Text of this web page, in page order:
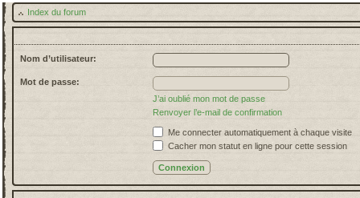
Index du forum
Nom d’utilisateur:
Mot de passe:
J’ai oublié mon mot de passe
Renvoyer l’e-mail de confirmation
Me connecter automatiquement à chaque visite
Cacher mon statut en ligne pour cette session